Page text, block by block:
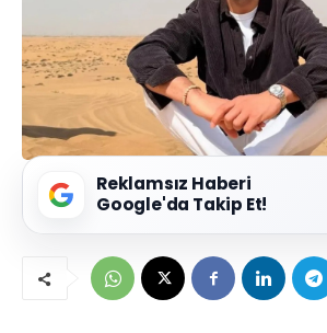
Reklamsız Haberi
Google'da Takip Et!